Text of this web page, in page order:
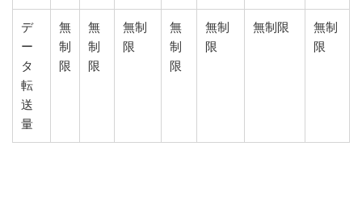
デ
ー
タ
転
送
量
無
制
限
無
制
限
無制
限
無
制
限
無制
限
無制限
無制
限